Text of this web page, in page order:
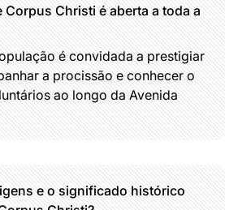
Corpus Christi é aberta a toda a
é convidada a prestigiar
a procissão e conhecer o
ao longo da Avenida
e o significado histórico